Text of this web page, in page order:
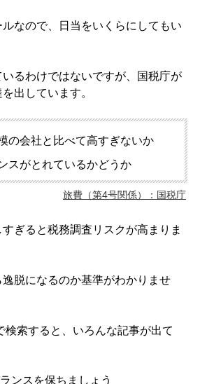
なので、日当をいくらにしてもい
るわけではないですが、国税庁が
出しています。
の会社と比べて高すぎないか
スがとれているかどうか
旅費（第4号関係）：国税庁
ぎると税務調査リスクが高まりま
脱になるのか基準がわかりませ
検索すると、いろんな記事が出て
ンスを保ちましょう